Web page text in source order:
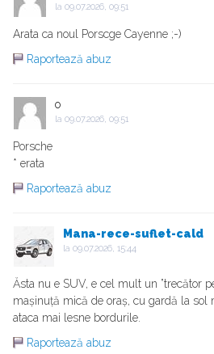
la 09.07.2026, 09:51
Arata ca noul Porscge Cayenne ;-)
Raportează abuz
o
la 09.07.2026, 09:51
Porsche
* erata
Raportează abuz
Mana-rece-suflet-cald
la 09.07.2026, 15:44
Ăsta nu e SUV, e cel mult un ”trecător
mașinuță mică de oraș, cu gardă la sol
ataca mai lesne bordurile.
Raportează abuz